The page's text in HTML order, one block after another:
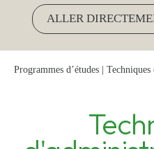
Programmes d’études